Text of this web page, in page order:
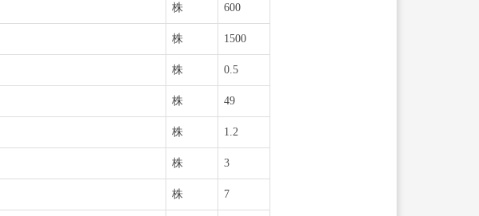
株 600
株 1500
株 0.5
株 49
株 1.2
株 3
株 7